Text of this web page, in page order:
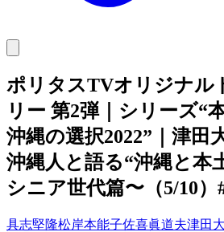
ポリタスTVオリジナル
リー 第2弾｜シリーズ“
沖縄の選択2022”｜津田
沖縄人と語る“沖縄と本
シニア世代篇〜（5/10
具志堅隆松岸本能子佐喜眞道夫津田